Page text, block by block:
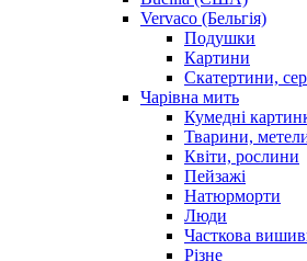
Vervaco (Бельгія)
Подушки
Картини
Скатертини,
Чарiвна мить
Кумедні
Тварини,
Квіти, рослини
Пейзажі
Натюрморти
Люди
Часткова
Різне